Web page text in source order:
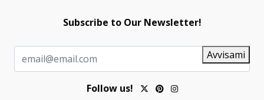
Subscribe to Our Newsletter!
Avvisami
Follow us!